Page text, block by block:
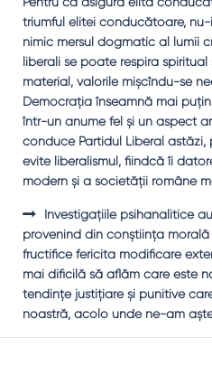
triumful elitei conducătoare,
nimic mersul dogmatic al lumii
liberali se poate respira
material, valorile mişcîndu-se
Democraţia înseamnă mai
într-un anume fel şi un aspect
conduce Partidul Liberal
evite liberalismul, fiindcă îi
modern şi a societăţii române
Investigaţiile psihanalitice
provenind din conştiinţa
fructifice fericita modificare
mai dificilă să aflăm care este
tendinţe justiţiare şi punitive
noastră, acolo unde ne-am